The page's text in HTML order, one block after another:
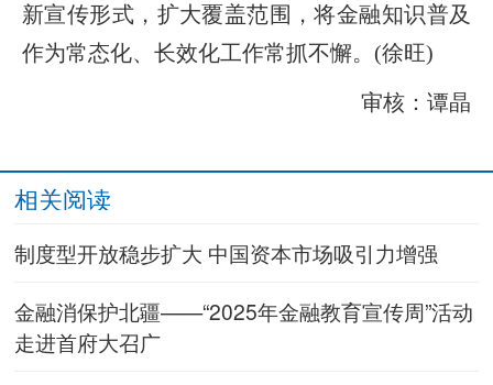
新宣传形式，扩大覆盖范围，将金融知识普及
作为常态化、长效化工作常抓不懈。(徐旺)
审核：谭晶
相关阅读
制度型开放稳步扩大 中国资本市场吸引力增强
金融消保护北疆——“2025年金融教育宣传周”活动
走进首府大召广